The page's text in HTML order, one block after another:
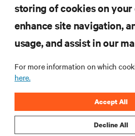
Inscreva-se para obter as
tecnologia
Receba atualizações regulares
mais importantes da indústria,
mais recentes e insights de
storing of cookies on
enhance site navigation,
usage, and assist in our
For more information on which
here.
Decline All
Accept All